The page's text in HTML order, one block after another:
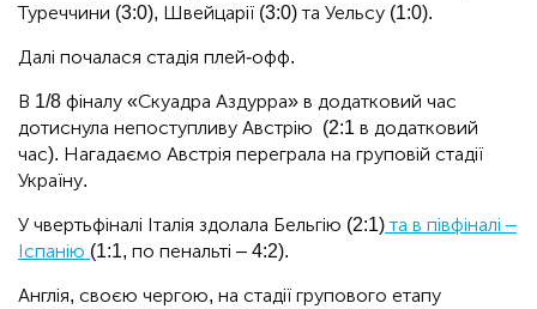
Туреччини (3:0), Швейцарії (3:0) та Уельсу (1:0).
Далі почалася стадія плей-офф.
В 1/8 фіналу «Скуадра Аздурра» в додатковий час
дотиснула непоступливу Австрію (2:1 в додатковий
час). Нагадаємо Австрія переграла на груповій стадії
Україну.
У чвертьфіналі Італія здолала Бельгію (2:1) та в півфіналі –
Іспанію (1:1, по пенальті – 4:2).
Англія, своєю чергою, на стадії групового етапу